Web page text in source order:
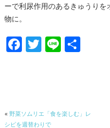
ーで利尿作用のあるきゅうり
物に。
F
o
o
T Li 共
« 野菜ソムリエ「食を楽しむ」レ
シピを週替わりで